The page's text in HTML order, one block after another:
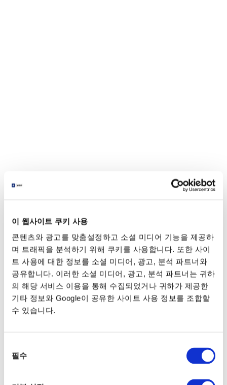
이 웹사이트 쿠키 사용
콘텐츠와 광고를 맞춤설정하고 소셜 미디어 기능을 제공하
며 트래픽을 분석하기 위해 쿠키를 사용합니다. 또한 사이
트 사용에 대한 정보를 소셜 미디어, 광고, 분석 파트너와
공유합니다. 이러한 소셜 미디어, 광고, 분석 파트너는 귀하
의 해당 서비스 이용을 통해 수집되었거나 귀하가 제공한
기타 정보와 Google이 공유한 사이트 사용 정보를 조합할
수 있습니다.
필수
장소를 추가하고블렌드를 눌러여정 작성 시작!
선택수량